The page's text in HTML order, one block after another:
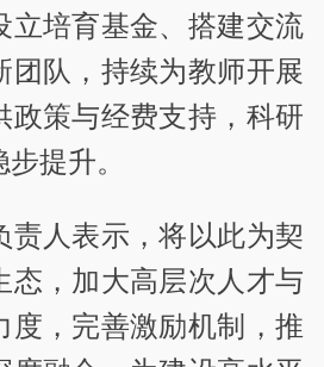
立培育基金、搭建交流
团队，持续为教师开展
政策与经费支持，科研
提升。
责人表示，将以此为契
态，加大高层次人才与
度，完善激励机制，推